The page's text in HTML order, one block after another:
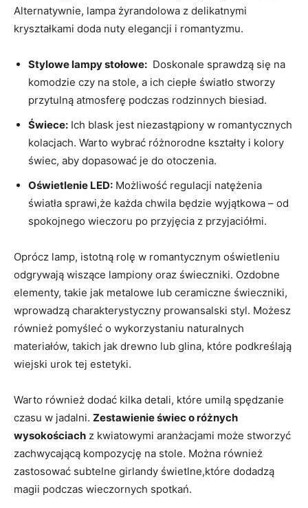
Alternatywnie, lampa ⁤żyrandolowa z delikatnymi
kryształkami doda nuty elegancji i romantyzmu.
Stylowe lampy​ stołowe: ‌ Doskonale sprawdzą się na
komodzie czy‌ na ​stole, a ‍ich ⁣ciepłe światło stworzy
przytulną atmosferę podczas rodzinnych⁢ biesiad.
Świece: Ich blask jest niezastąpiony‌ w romantycznych
‍kolacjach. ‍Warto⁣ wybrać różnorodne kształty i kolory
⁢świec, aby dopasować je do ‌otoczenia.
Oświetlenie ⁣LED: ​Możliwość regulacji ⁢natężenia
światła​ sprawi,że ‍każda chwila będzie wyjątkowa – od
spokojnego ‌wieczoru po przyjęcia z przyjaciółmi.
Oprócz lamp, istotną⁢ rolę w romantycznym oświetleniu
odgrywają wiszące lampiony oraz świeczniki. Ozdobne⁣
elementy, takie jak​ metalowe⁤ lub ceramiczne świeczniki,
wprowadzą charakterystyczny prowansalski‌ styl. Możesz
również pomyśleć o‍ wykorzystaniu naturalnych
materiałów, takich jak⁢ drewno lub glina, które podkreślają
wiejski urok tej estetyki.
Warto​ również⁣ dodać kilka detali, ‍które ‌umilą spędzanie
czasu w jadalni. Zestawienie świec o różnych
wysokościach z kwiatowymi‌ aranżacjami⁤ może stworzyć‌
zachwycającą kompozycję na stole. Można ⁤również
zastosować​ subtelne ⁣girlandy świetlne,które dodadzą
magii podczas ​wieczornych spotkań.